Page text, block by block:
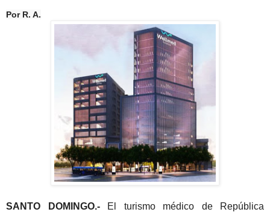
Por R. A.
SANTO DOMINGO.-
El turismo médico de República